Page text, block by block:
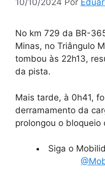
10/10/2024 Por
No km 729 da BR-
Minas, no Triângulo
tombou às 22h13,
da pista.
Mais tarde, à 0h41,
derramamento da
prolongou o bloqueio
Siga o